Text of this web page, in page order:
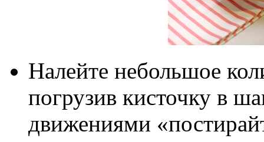
Налейте небольшое
погрузив кисточку в
движениями